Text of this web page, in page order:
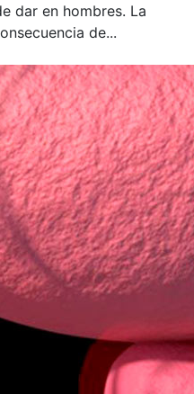
dar en hombres. La
de...